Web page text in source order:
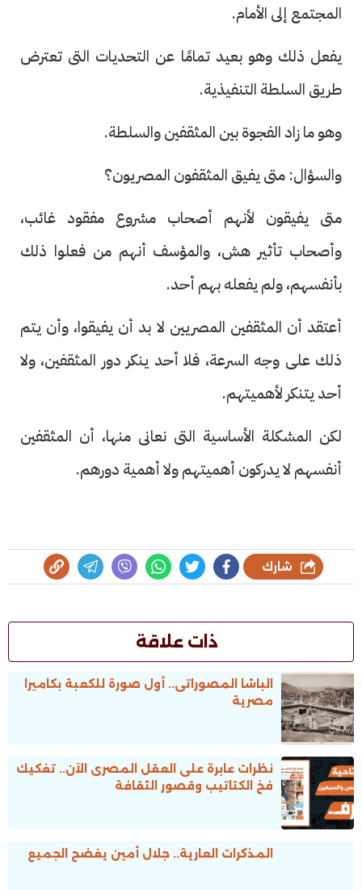
المجتمع إلى الأمام.
يفعل ذلك وهو بعيد تمامًا عن التحديات التى تعترض
طريق السلطة التنفيذية.
وهو ما زاد الفجوة بين المثقفين والسلطة.
والسؤال: متى يفيق المثقفون المصريون؟
متى يفيقون لأنهم أصحاب مشروع مفقود غائب،
وأصحاب تأثير هش، والمؤسف أنهم من فعلوا ذلك
بأنفسهم، ولم يفعله بهم أحد.
أعتقد أن المثقفين المصريين لا بد أن يفيقوا، وأن يتم
ذلك على وجه السرعة، فلا أحد ينكر دور المثقفين، ولا
أحد يتنكر لأهميتهم.
لكن المشكلة الأساسية التى نعانى منها، أن المثقفين
أنفسهم لا يدركون أهميتهم ولا أهمية دورهم.
شارك
ذات علاقة
الباشا المصوراتى.. أول صورة للكعبة بكاميرا
مصرية
نظرات عابرة على العقل المصرى الآن.. تفكيك
فخ الكتاتيب وقصور الثقافة
المذكرات العارية.. جلال أمين يفضح الجميع